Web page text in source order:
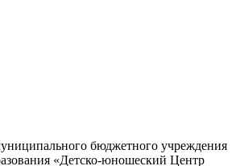
бюджетного учреждения
«Детско-юношеский Центр